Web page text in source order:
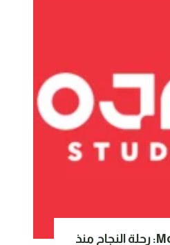
شركة Mojang: رحلة النجاح منذ